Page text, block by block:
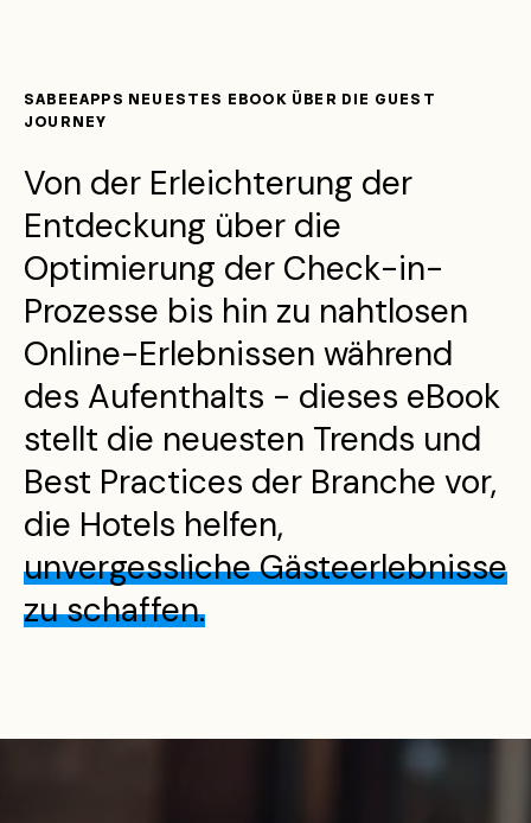
SABEEAPPS NEUESTES EBOOK ÜBER DIE GUEST
JOURNEY
Von der Erleichterung der
Entdeckung über die
Optimierung der Check-in-
Prozesse bis hin zu nahtlosen
Online-Erlebnissen während
des Aufenthalts - dieses eBook
stellt die neuesten Trends und
Best Practices der Branche vor,
die Hotels helfen,
unvergessliche Gästeerlebnisse
zu schaffen.